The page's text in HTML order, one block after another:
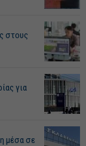
στους
για
μέσα σε